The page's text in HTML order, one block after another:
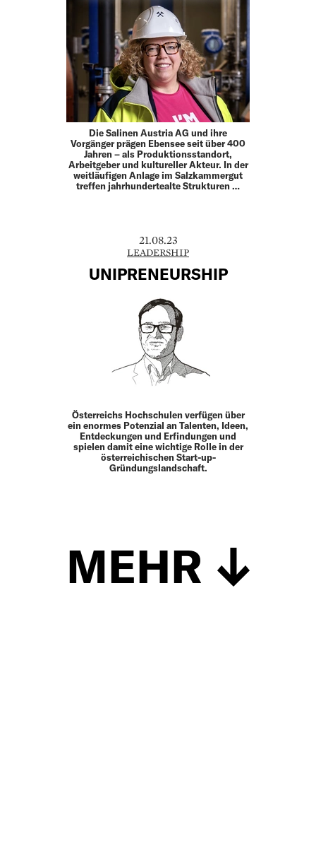
Die Salinen Austria AG und ihre
Vorgänger prägen Ebensee seit über 400
Jahren – als Produktionsstandort,
Arbeitgeber und kultureller Akteur. In der
weitläufigen Anlage im Salzkammergut
treffen jahrhundertealte Strukturen …
21.08.23
LEADERSHIP
UNIPRENEURSHIP
Österreichs Hochschulen verfügen über
ein enormes Potenzial an Talenten, Ideen,
Ent­deckungen und Erfindungen und
spielen damit eine wichtige Rolle in der
österreichischen Start-up-
Gründungslandschaft.
MEHR